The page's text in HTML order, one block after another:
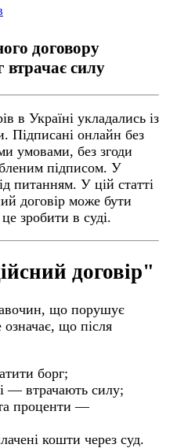
договору
втрачає силу
в Україні укладались із
Підписані онлайн без
умовами, без згоди
підписом. У
питанням. У цій статті
договір може бути
зробити в суді.
договір"
що порушує
що після
борг;
— втрачають силу;
проценти —
кошти через суд.